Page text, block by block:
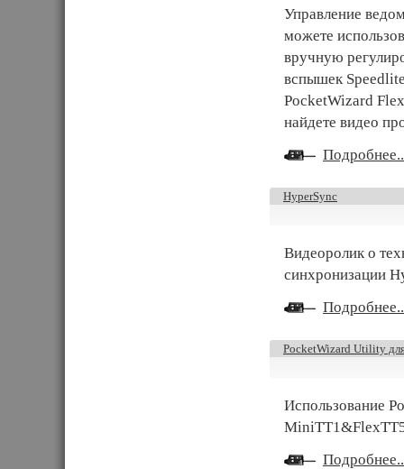
Управление
можете
вручную
вспышек
PocketWizard
найдете видео
HyperSync
Видеоролик о
синхронизации
PocketWizard Utility
Использование
MiniTT1&FlexTT5